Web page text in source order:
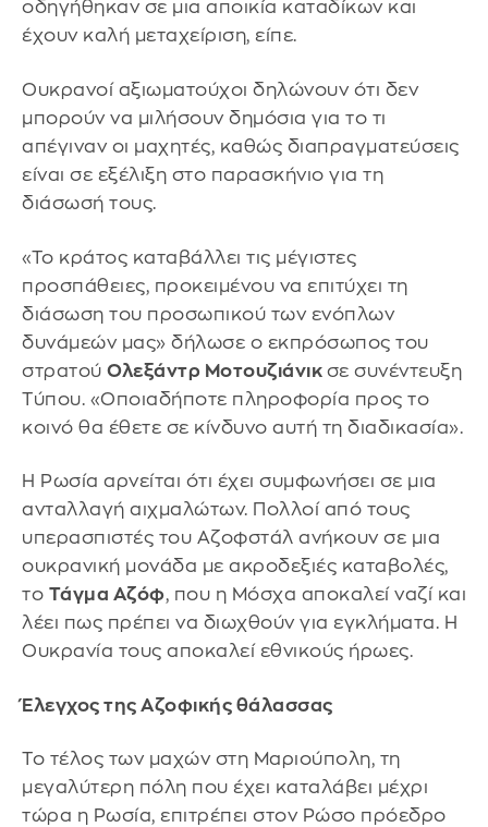
οδηγήθηκαν σε μια αποικία καταδίκων και
έχουν καλή μεταχείριση, είπε.
Ουκρανοί αξιωματούχοι δηλώνουν ότι δεν
μπορούν να μιλήσουν δημόσια για το τι
απέγιναν οι μαχητές, καθώς διαπραγματεύσεις
είναι σε εξέλιξη στο παρασκήνιο για τη
διάσωσή τους.
«Το κράτος καταβάλλει τις μέγιστες
προσπάθειες, προκειμένου να επιτύχει τη
διάσωση του προσωπικού των ενόπλων
δυνάμεών μας» δήλωσε ο εκπρόσωπος του
στρατού Ολεξάντρ Μοτουζιάνικ σε συνέντευξη
Τύπου. «Οποιαδήποτε πληροφορία προς το
κοινό θα έθετε σε κίνδυνο αυτή τη διαδικασία».
Η Ρωσία αρνείται ότι έχει συμφωνήσει σε μια
ανταλλαγή αιχμαλώτων. Πολλοί από τους
υπερασπιστές του Αζοφστάλ ανήκουν σε μια
ουκρανική μονάδα με ακροδεξιές καταβολές,
το Τάγμα Αζόφ, που η Μόσχα αποκαλεί ναζί και
λέει πως πρέπει να διωχθούν για εγκλήματα. Η
Ουκρανία τους αποκαλεί εθνικούς ήρωες.
Έλεγχος της Αζοφικής θάλασσας
Το τέλος των μαχών στη Μαριούπολη, τη
μεγαλύτερη πόλη που έχει καταλάβει μέχρι
τώρα η Ρωσία, επιτρέπει στον Ρώσο πρόεδρο